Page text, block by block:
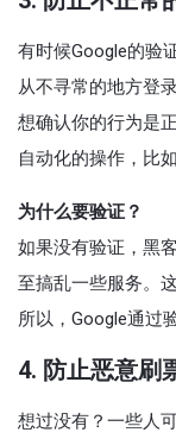
有时候Google的验
从不寻常的地方登
想确认你的行为是
自动化的操作，比
为什么要验证？
如果没有验证，黑
至搞乱一些服务。
所以，Google通过
4. 防止恶意刷
想过没有？一些人